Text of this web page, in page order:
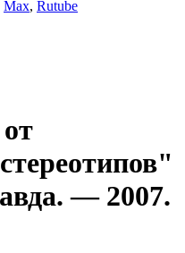
Max, Rutube
— 2007.